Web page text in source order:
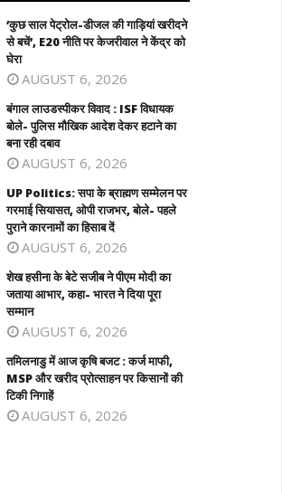
बोले-
बना रही दबाव
UP Politics: सपा के ब्राह्मण सम्मेलन पर
गरमाई सियासत, ओपी राजभर, बोले- पहले पुराने
कारनामों का हिसाब दें
October
15,
‘कुछ साल पेट्रोल-डीजल की गाड़ियां खरीदने
से बचें’, E20 नीति पर केजरीवाल ने केंद्र को
घेरा
AUGUST 6, 2026
बंगाल लाउडस्पीकर विवाद : ISF विधायक
बोले- पुलिस मौखिक आदेश देकर हटाने का
बना रही दबाव
AUGUST 6, 2026
UP Politics: सपा के ब्राह्मण सम्मेलन पर
गरमाई सियासत, ओपी राजभर, बोले- पहले
पुराने कारनामों का हिसाब दें
AUGUST 6, 2026
शेख हसीना के बेटे सजीब ने पीएम मोदी का
जताया आभार, कहा- भारत ने दिया पूरा
सम्मान
AUGUST 6, 2026
तमिलनाडु में आज कृषि बजट : कर्ज माफी,
MSP और खरीद प्रोत्साहन पर किसानों की
टिकी निगाहें
AUGUST 6, 2026